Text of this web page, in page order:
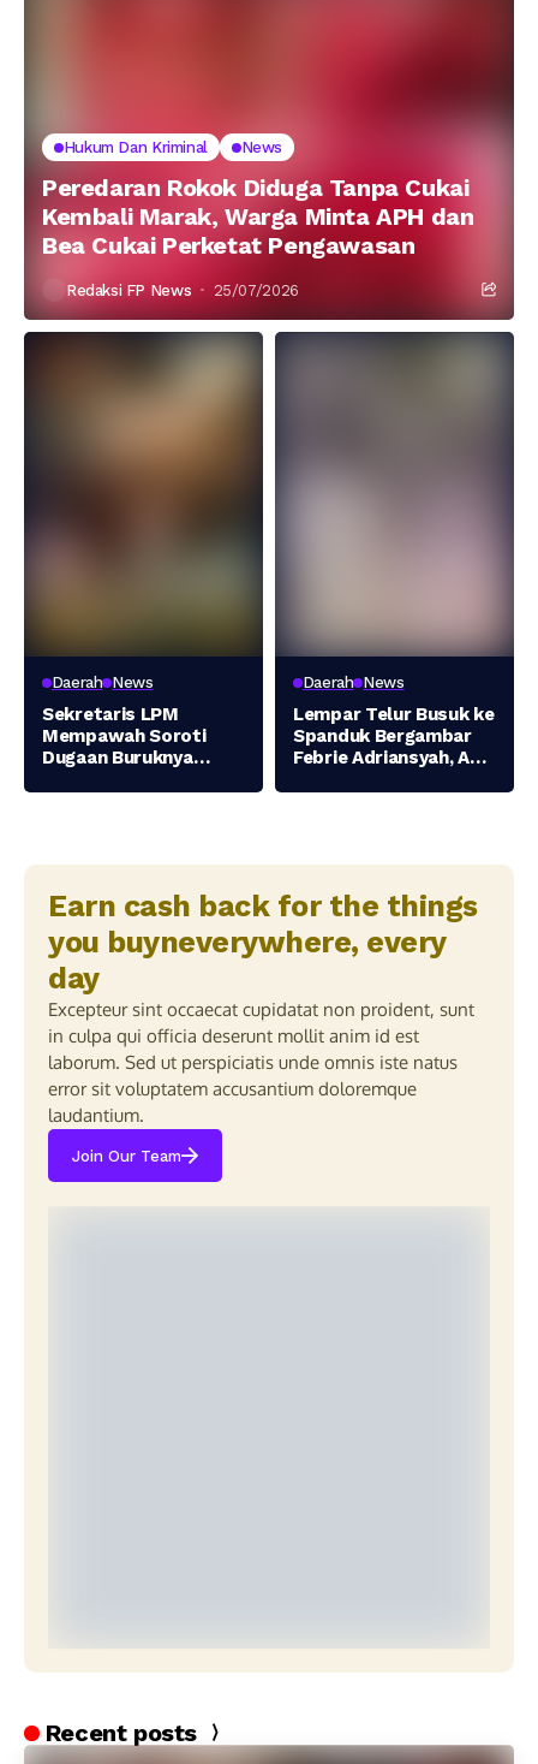
Hukum Dan Kriminal News
Peredaran Rokok Diduga Tanpa Cukai
Kembali Marak, Warga Minta APH dan
Bea Cukai Perketat Pengawasan
Redaksi FP News 25/07/2026
Daerah News
Sekretaris LPM
Mempawah Soroti
Dugaan Buruknya
Daerah News
Lempar Telur Busuk ke
Spanduk Bergambar
Febrie Adriansyah, Aksi
Earn cash back for the things
you buyneverywhere, every
day
Excepteur sint occaecat cupidatat non proident, sunt
in culpa qui officia deserunt mollit anim id est
laborum. Sed ut perspiciatis unde omnis iste natus
error sit voluptatem accusantium doloremque
laudantium.
Join Our Team
Recent posts